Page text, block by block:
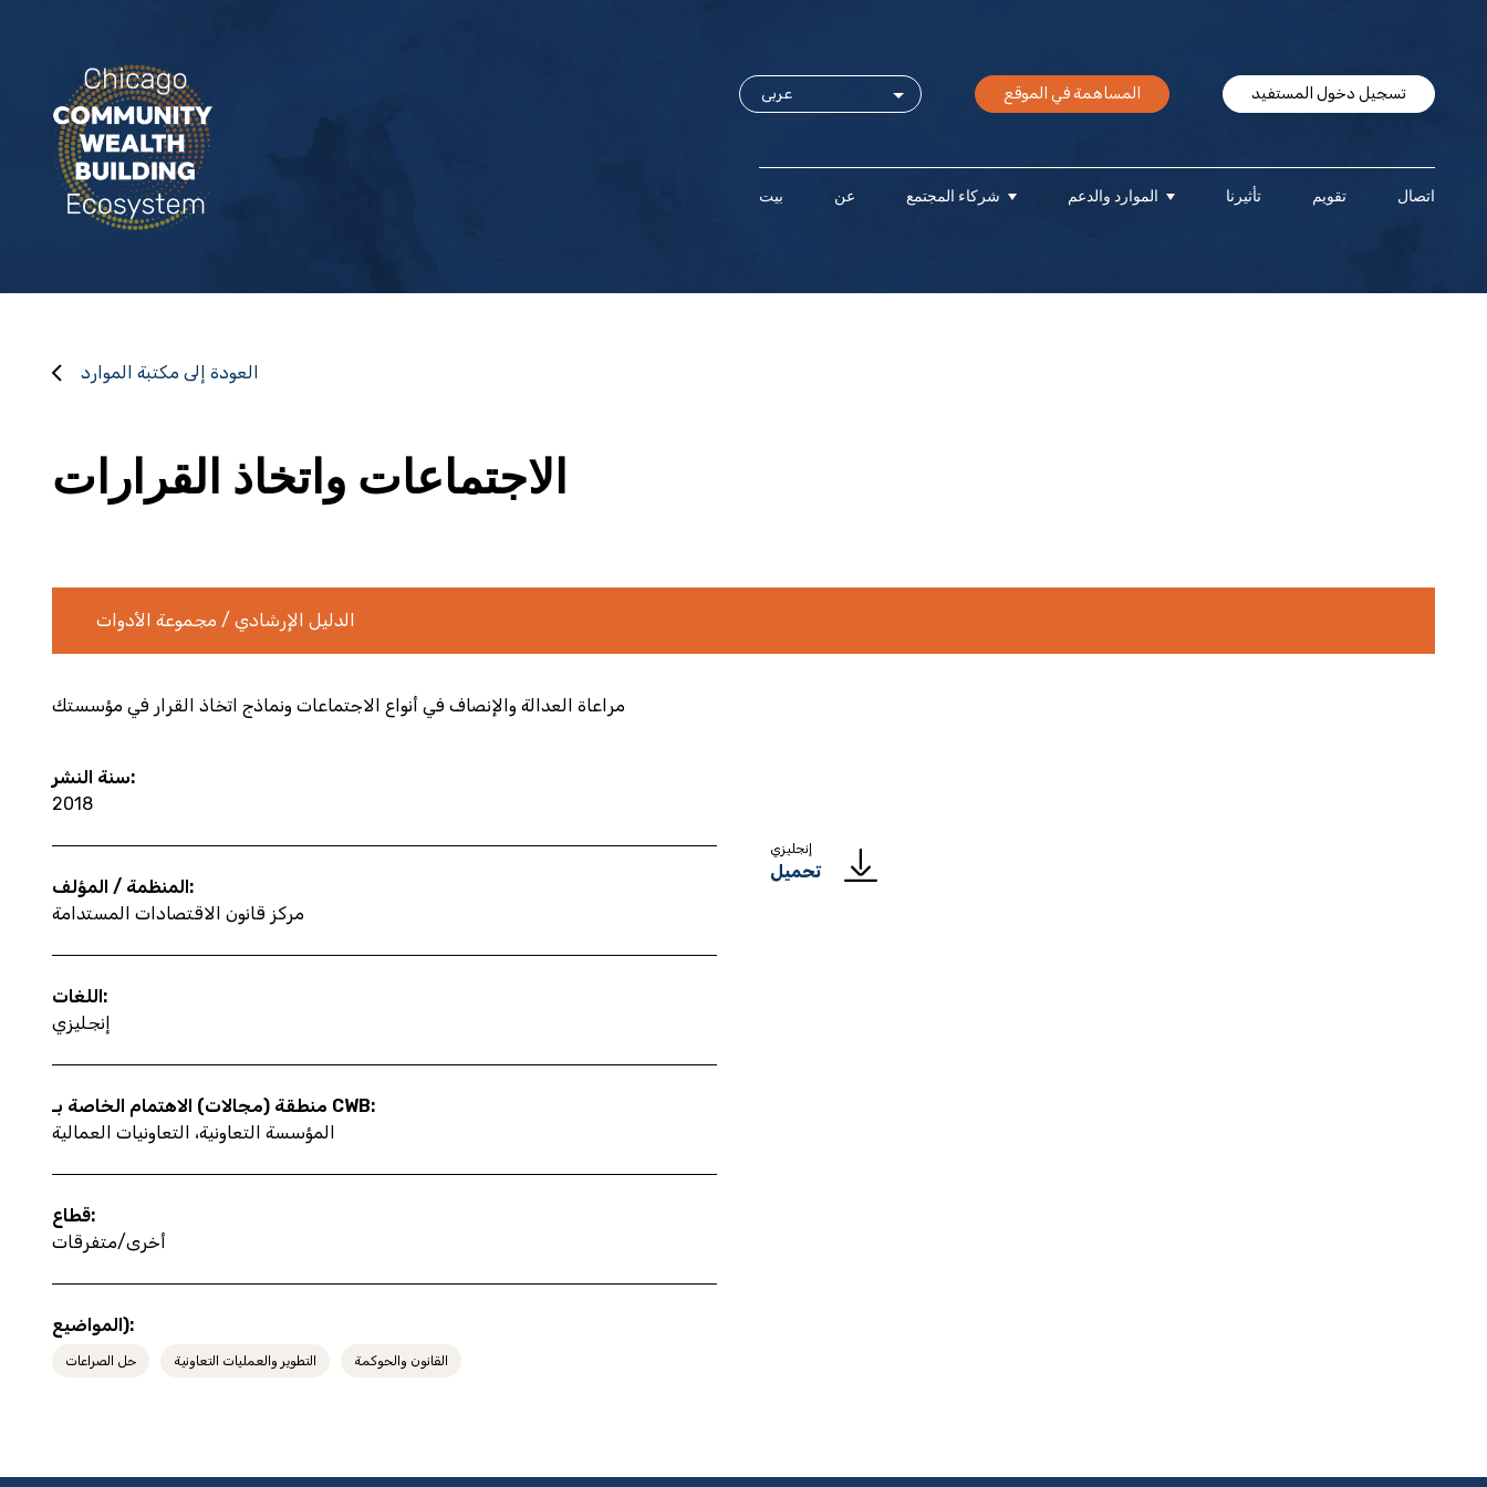
المساهمة في الموقع تسجيل دخول المستفيد
بيت عن شركاء المجتمع الموارد والدعم تأثيرنا تقويم اتصال
العودة إلى مكتبة الموارد
الاجتماعات واتخاذ القرارات
الدليل الإرشادي / مجموعة الأدوات
مراعاة العدالة والإنصاف في أنواع الاجتماعات ونماذج اتخاذ القرار في مؤسستك
سنة النشر:
2018
المنظمة / المؤلف:
مركز قانون الاقتصادات المستدامة
اللغات:
إنجليزي
منطقة (مجالات) الاهتمام الخاصة بـ CWB:
المؤسسة التعاونية، التعاونيات العمالية
قطاع:
أخرى/متفرقات
المواضيع):
حل الصراعات التطوير والعمليات التعاونية القانون والحوكمة
إنجليزي
تحميل